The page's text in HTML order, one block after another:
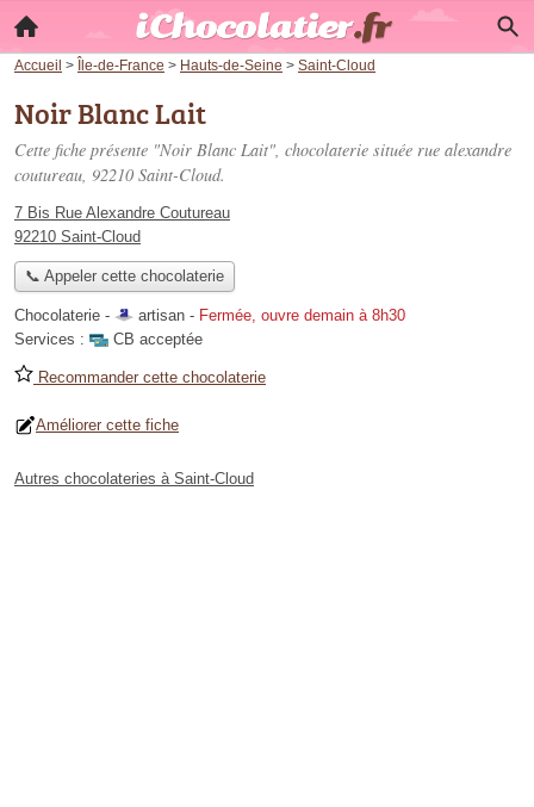
Accueil > Île-de-France > Hauts-de-Seine > Saint-Cloud
Noir Blanc Lait
Cette fiche présente "Noir Blanc Lait", chocolaterie située rue alexandre
coutureau, 92210 Saint-Cloud.
7 Bis Rue Alexandre Coutureau
92210 Saint-Cloud
📞 Appeler cette chocolaterie
Chocolaterie - artisan - Fermée, ouvre demain à 8h30
Services :
CB acceptée
Recommander cette chocolaterie
Améliorer cette fiche
Autres chocolateries à Saint-Cloud